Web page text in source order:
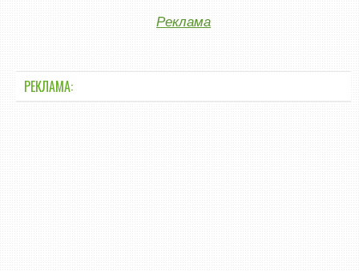
Реклама
РЕКЛАМА: